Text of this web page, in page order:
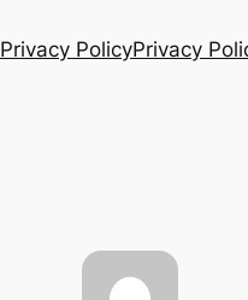
Privacy PolicyPrivacy